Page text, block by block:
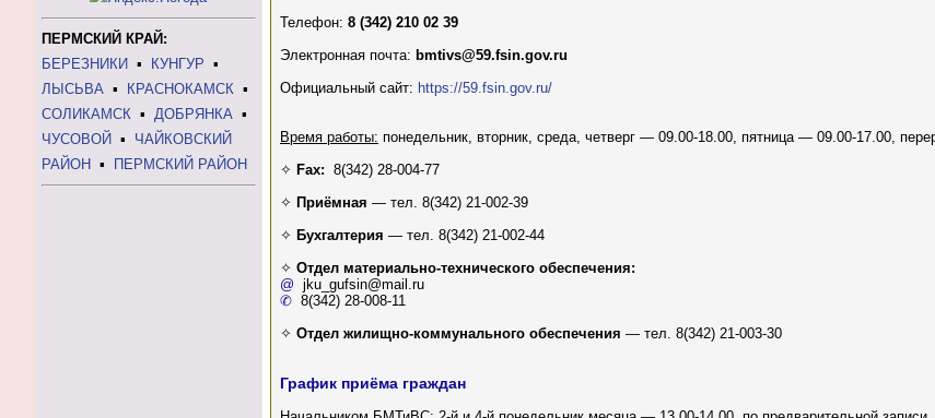
ПЕРМСКИЙ КРАЙ:
БЕРЕЗНИКИ ▪ КУНГУР ▪
ЛЫСЬВА ▪ КРАСНОКАМСК ▪
СОЛИКАМСК ▪ ДОБРЯНКА ▪
ЧУСОВОЙ ▪ ЧАЙКОВСКИЙ
РАЙОН
▪ ПЕРМСКИЙ РАЙОН
Телефон: 8 (342) 210 02 39
Электронная почта: bmtivs@59.fsin.gov.ru
Официальный сайт: https://59.fsin.gov.ru/
Время работы: понедельник, вторник, среда, четверг — 09.00-18.00, пятница — 09.00-17.00,
✧ Fax: 8(342) 28-004-77
✧ Приёмная — тел. 8(342) 21-002-39
✧ Бухгалтерия — тел. 8(342) 21-002-44
✧ Отдел материально-технического обеспечения:
@ jku_gufsin@mail.ru
✆ 8(342) 28-008-11
✧ Отдел жилищно-коммунального обеспечения — тел. 8(342) 21-003-30
График приёма граждан